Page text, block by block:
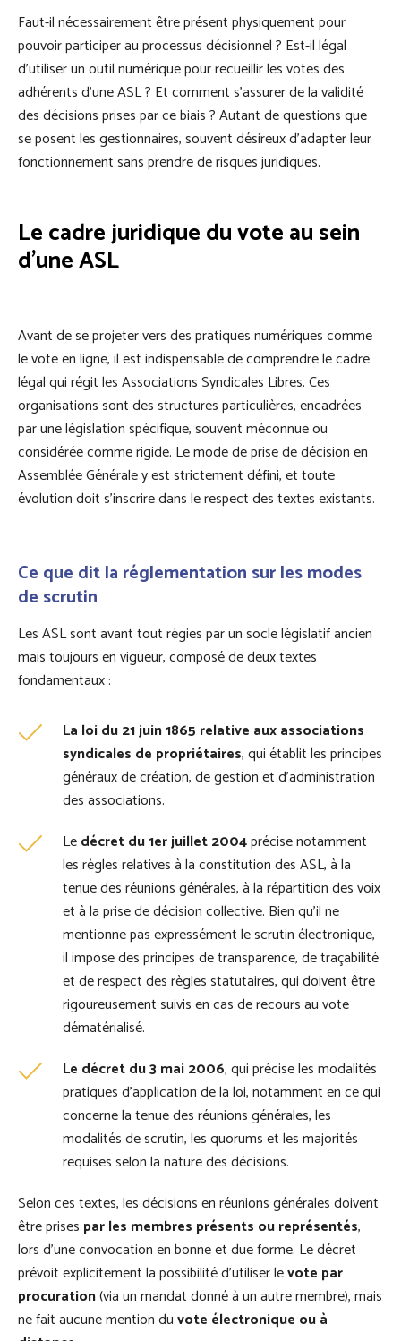
Faut-il nécessairement être présent physiquement pour
pouvoir participer au processus décisionnel ? Est-il légal
d’utiliser un outil numérique pour recueillir les votes des
adhérents d’une ASL ? Et comment s’assurer de la validité
des décisions prises par ce biais ? Autant de questions que
se posent les gestionnaires, souvent désireux d’adapter leur
fonctionnement sans prendre de risques juridiques.
Le cadre juridique du vote au sein
d’une ASL
Avant de se projeter vers des pratiques numériques comme
le vote en ligne, il est indispensable de comprendre le cadre
légal qui régit les Associations Syndicales Libres. Ces
organisations sont des structures particulières, encadrées
par une législation spécifique, souvent méconnue ou
considérée comme rigide. Le mode de prise de décision en
Assemblée Générale y est strictement défini, et toute
évolution doit s’inscrire dans le respect des textes existants.
Ce que dit la réglementation sur les modes
de scrutin
Les ASL sont avant tout régies par un socle législatif ancien
mais toujours en vigueur, composé de deux textes
fondamentaux :
La loi du 21 juin 1865 relative aux associations
syndicales de propriétaires, qui établit les principes
généraux de création, de gestion et d’administration
des associations.
Ledécret du 1er juillet 2004précise notamment
les règles relatives à la constitution des ASL, à la
tenue des réunions générales, à la répartition des voix
et à la prise de décision collective. Bien qu’il ne
mentionne pas expressément le scrutin électronique,
il impose des principes de transparence, de traçabilité
et de respect des règles statutaires, qui doivent être
rigoureusement suivis en cas de recours au vote
dématérialisé.
Le décret du 3 mai 2006, qui précise les modalités
pratiques d’application de la loi, notamment en ce qui
concerne la tenue des réunions générales, les
modalités de scrutin, les quorums et les majorités
requises selon la nature des décisions.
Selon ces textes, les décisions en réunions générales doivent
être prises par les membres présents ou représentés,
lors d’une convocation en bonne et due forme. Le décret
prévoit explicitement la possibilité d’utiliser levote par
procuration(via un mandat donné à un autre membre), mais
ne fait aucune mention duvote électronique ou à